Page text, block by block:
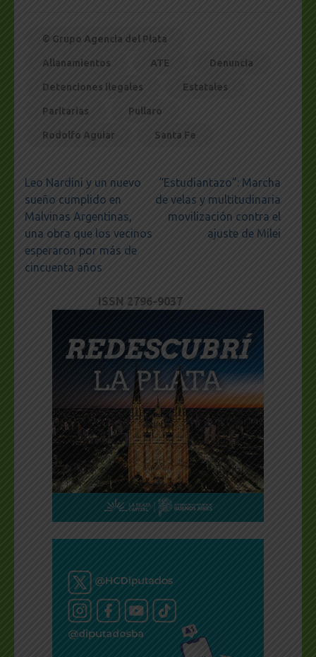
© Grupo Agencia del Plata
Allanamientos ATE Denuncia
Detenciones ilegales Estatales
Paritarias Pullaro
Rodolfo Aguiar Santa Fe
Navegación
de
entradas
Leo Nardini y un nuevo
sueño cumplido en
Malvinas Argentinas,
una obra que los vecinos
esperaron por más de
cincuenta años
“Estudiantazo”: Marcha
de velas y multitudinaria
movilización contra el
ajuste de Milei
ISSN 2796-9037